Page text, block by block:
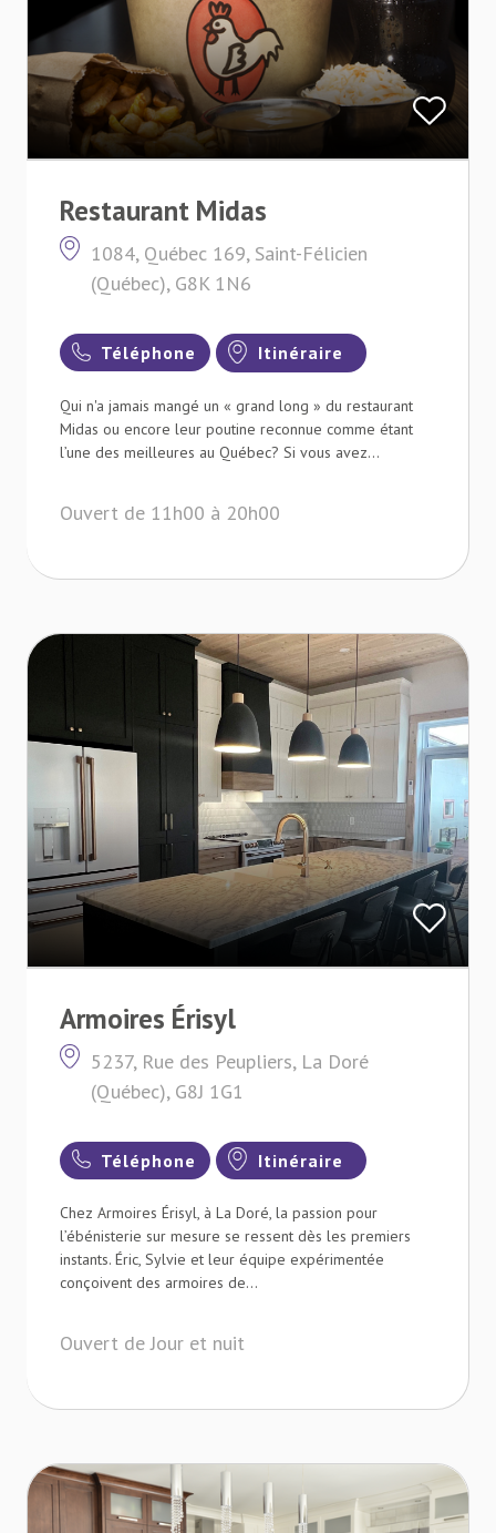
Restaurant Midas
1084, Québec 169, Saint-Félicien
(Québec), G8K 1N6
Téléphone Itinéraire
Qui n'a jamais mangé un « grand long » du restaurant
Midas ou encore leur poutine reconnue comme étant
l’une des meilleures au Québec? Si vous avez...
Ouvert de 11h00 à 20h00
Armoires Érisyl
5237, Rue des Peupliers, La Doré
(Québec), G8J 1G1
Téléphone Itinéraire
Chez Armoires Érisyl, à La Doré, la passion pour
l’ébénisterie sur mesure se ressent dès les premiers
instants. Éric, Sylvie et leur équipe expérimentée
conçoivent des armoires de...
Ouvert de Jour et nuit